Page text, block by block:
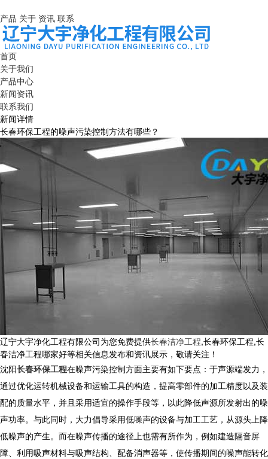
产品 关于 资讯 联系
首页
关于我们
产品中心
新闻资讯
联系我们
新闻详情
长春环保工程的噪声污染控制方法有哪些？
辽宁大宇净化工程有限公司为您免费提供长春洁净工程,长春环保工程,长
春洁净工程哪家好等相关信息发布和资讯展示，敬请关注！
沈阳长春环保工程在噪声污染控制方面主要有如下要点：于声源端发力，
通过优化运转机械设备和运输工具的构造，提高零部件的加工精度以及装
配的质量水平，并且采用适宜的操作手段等，以此降低声源所发射出的噪
声功率。与此同时，大力倡导采用低噪声的设备与加工工艺，从源头上降
低噪声的产生。而在噪声传播的途径上也需有所作为，例如建造隔音屏
障、利用吸声材料与吸声结构、配备消声器等，使传播期间的噪声能转化